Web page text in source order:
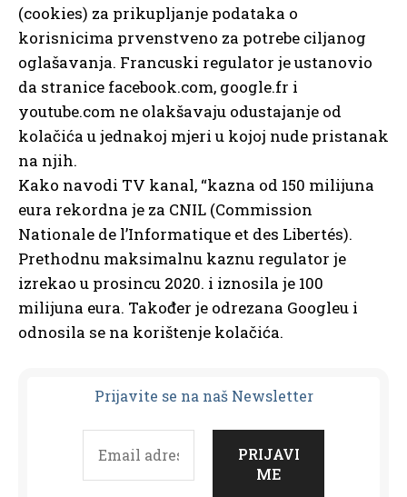
(cookies) za prikupljanje podataka o
korisnicima prvenstveno za potrebe ciljanog
oglašavanja. Francuski regulator je ustanovio
da stranice facebook.com, google.fr i
youtube.com ne olakšavaju odustajanje od
kolačića u jednakoj mjeri u kojoj nude pristanak
na njih.
Kako navodi TV kanal, “kazna od 150 milijuna
eura rekordna je za CNIL (Commission
Nationale de l’Informatique et des Libertés).
Prethodnu maksimalnu kaznu regulator je
izrekao u prosincu 2020. i iznosila je 100
milijuna eura. Također je odrezana Googleu i
odnosila se na korištenje kolačića.
Prijavite se na naš Newsletter